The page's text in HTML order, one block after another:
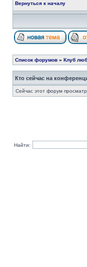
Вернуться к началу
Список форумов » Клуб
Кто сейчас на
Сейчас этот форум
Найти: